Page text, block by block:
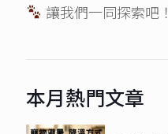
讓我們一同探索吧！
本月熱門文章